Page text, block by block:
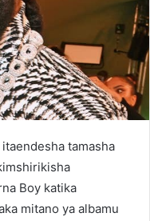
tamasha
Boy katika
mitano ya albamu